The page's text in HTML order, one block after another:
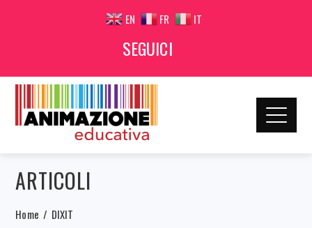
EN FR IT
SEGUICI
ARTICOLI
Home DIXIT